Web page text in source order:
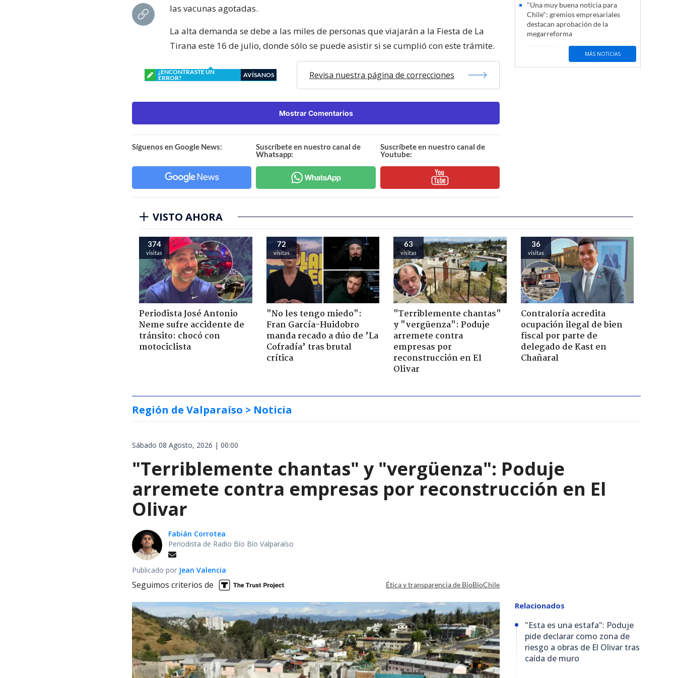
las vacunas agotadas.
La alta demanda se debe a las miles de personas que viajarán a la Fiesta de La
Tirana este 16 de julio, donde sólo se puede asistir si se cumplió con este trámite.
¿ENCONTRASTE UN
ERROR?
AVÍSANOS Revisa nuestra página de correcciones
Mostrar Comentarios
Síguenos en Google News:
Suscríbete en nuestro canal de
Whatsapp:
Suscríbete en nuestro canal de
Youtube:
"Una muy buena noticia para
Chile": gremios empresariales
destacan aprobación de la
megarreforma
MÁS NOTICIAS
VISTO AHORA
374
visitas
Periodista José Antonio
Neme sufre accidente de
tránsito: chocó con
motociclista
72
visitas
"No les tengo miedo":
Fran García-Huidobro
manda recado a dúo de ’La
Cofradía’ tras brutal
crítica
63
visitas
"Terriblemente chantas"
y "vergüenza": Poduje
arremete contra
empresas por
reconstrucción en El
Olivar
36
visitas
Contraloría acredita
ocupación ilegal de bien
fiscal por parte de
delegado de Kast en
Chañaral
Región de Valparaíso > Noticia
Sábado 08 Agosto, 2026 | 00:00
"Terriblemente chantas" y "vergüenza": Poduje
arremete contra empresas por reconstrucción en El
Olivar
Fabián Corrotea
Periodista de Radio Bío Bío Valparaíso
Publicado por Jean Valencia
Seguimos criterios de Ética y transparencia de BioBioChile
Relacionados
"Esta es una estafa": Poduje
pide declarar como zona de
riesgo a obras de El Olivar tras
caída de muro